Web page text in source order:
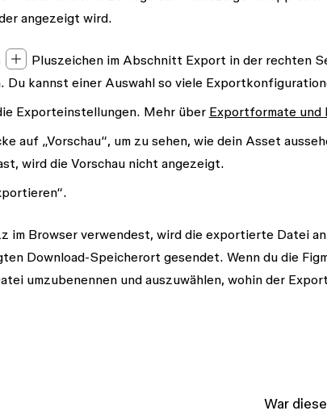
angezeigt wird.
Pluszeichen im Abschnitt Export in der rechten
Du kannst einer Auswahl so viele
Exporteinstellungen. Mehr über Exportformate und
auf „Vorschau“, um zu sehen, wie dein Asset
wird die Vorschaunicht angezeigt.
.
im Browser verwendest, wird die exportierte Datei
Download-Speicherort gesendet. Wenn du die
umzubenennen und auszuwählen, wohin der
War